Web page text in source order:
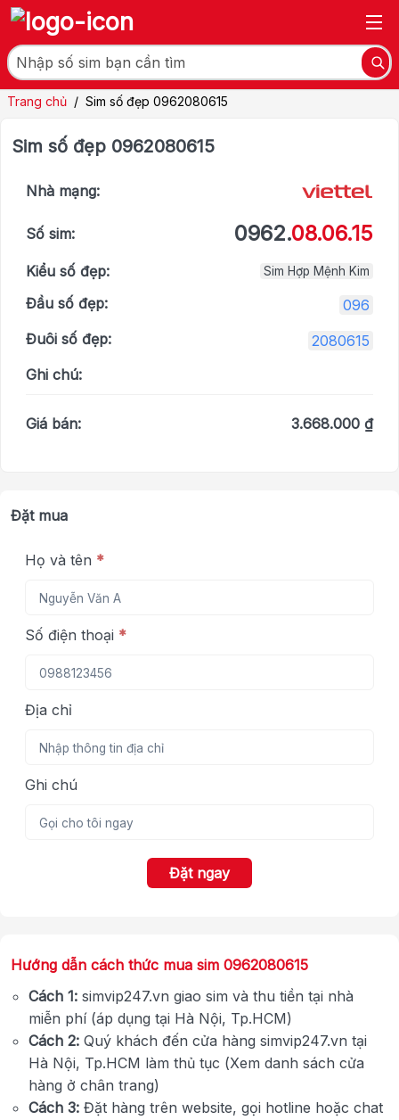
Trang chủ / Sim số đẹp 0962080615
Sim số đẹp 0962080615
Nhà mạng:
Số sim: 0962.08.06.15
Kiểu số đẹp: Sim Hợp Mệnh Kim
Đầu số đẹp:
096
Đuôi số đẹp:
2080615
Ghi chú:
Giá bán: 3.668.000 ₫
Đặt mua
Họ và tên *
Số điện thoại *
Địa chỉ
Ghi chú
Đặt ngay
Hướng dẫn cách thức mua sim 0962080615
Cách 1: simvip247.vn giao sim và thu tiền tại nhà
miễn phí (áp dụng tại Hà Nội, Tp.HCM)
Cách 2: Quý khách đến cửa hàng simvip247.vn tại
Hà Nội, Tp.HCM làm thủ tục (Xem danh sách cửa
hàng ở chân trang)
Cách 3: Đặt hàng trên website, gọi hotline hoặc chat